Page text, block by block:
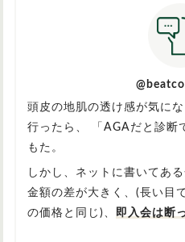
頭皮の地肌の透け感が気に
行ったら、 「AGAだと診断
もた。
しかし、ネットに書いてあ
金額の差が大きく、(長い目
の価格と同じ)、 即入会は断